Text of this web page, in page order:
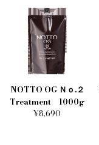
NOTTO OG Ｎｏ.２
Treatment 1000g
¥8,690